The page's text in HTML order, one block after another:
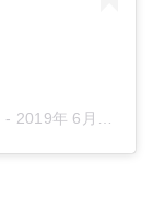
- 2019年 6月月19日午前4時49分PDT